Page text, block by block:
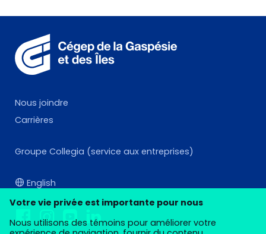
Nous joindre
Carrières
Groupe Collegia (service aux entreprises)
English
Votre vie privée est importante pour nous
Nous utilisons des témoins pour améliorer votre